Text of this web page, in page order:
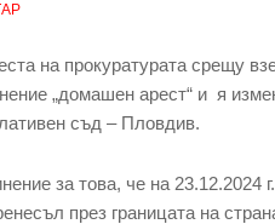
на прокуратурата срещу
„домашен арест“ и я
съд – Пловдив.
за това, че на 23.12.2024
през границата на